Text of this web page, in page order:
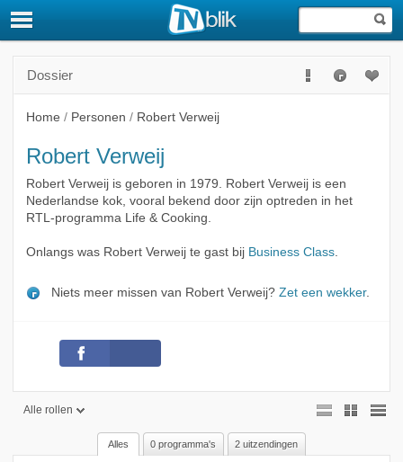
Dossier
Home / Personen / Robert Verweij
Robert Verweij
Robert Verweij is geboren in 1979. Robert Verweij is een
Nederlandse kok, vooral bekend door zijn optreden in het
RTL-programma Life & Cooking.
Onlangs was Robert Verweij te gast bij Business Class.
Niets meer missen van Robert Verweij? Zet een wekker.
Alle rollen
Alle rollen
Alles 0 programma's 2 uitzendingen